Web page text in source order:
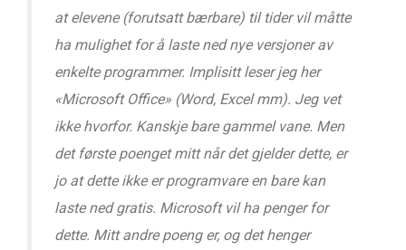
at elevene (forutsatt bærbare) til tider vil måtte
ha mulighet for å laste ned nye versjoner av
enkelte programmer. Implisitt leser jeg her
«Microsoft Office» (Word, Excel mm). Jeg vet
ikke hvorfor. Kanskje bare gammel vane. Men
det første poenget mitt når det gjelder dette, er
jo at dette ikke er programvare en bare kan
laste ned gratis. Microsoft vil ha penger for
dette. Mitt andre poeng er, og det henger